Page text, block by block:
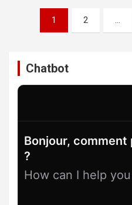
Pagination
1 2 …
Chatbot
Bonjour,
?
How can I help